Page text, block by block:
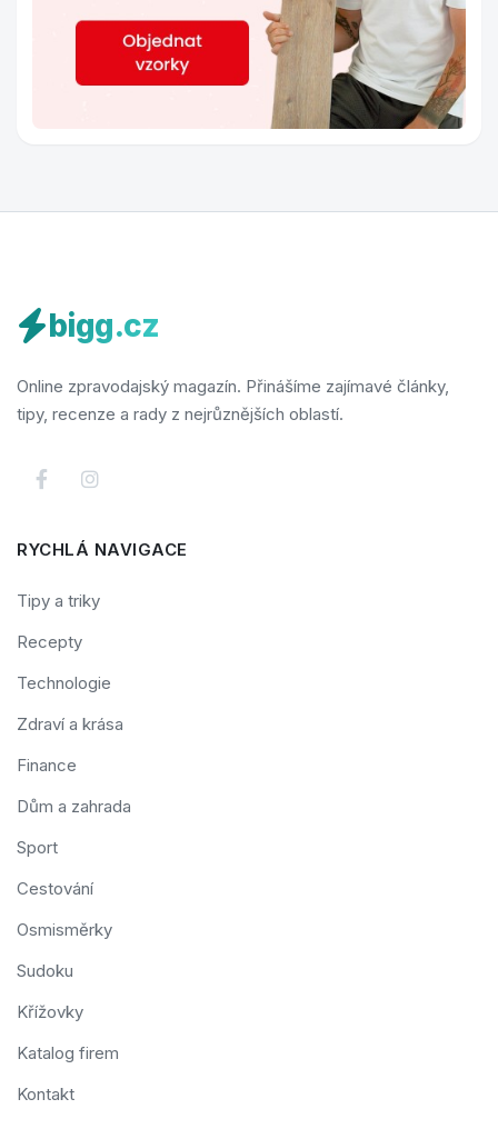
bigg.cz
Online zpravodajský magazín. Přinášíme zajímavé články,
tipy, recenze a rady z nejrůznějších oblastí.
RYCHLÁ NAVIGACE
Tipy a triky
Recepty
Technologie
Zdraví a krása
Finance
Dům a zahrada
Sport
Cestování
Osmisměrky
Sudoku
Křížovky
Katalog firem
Kontakt